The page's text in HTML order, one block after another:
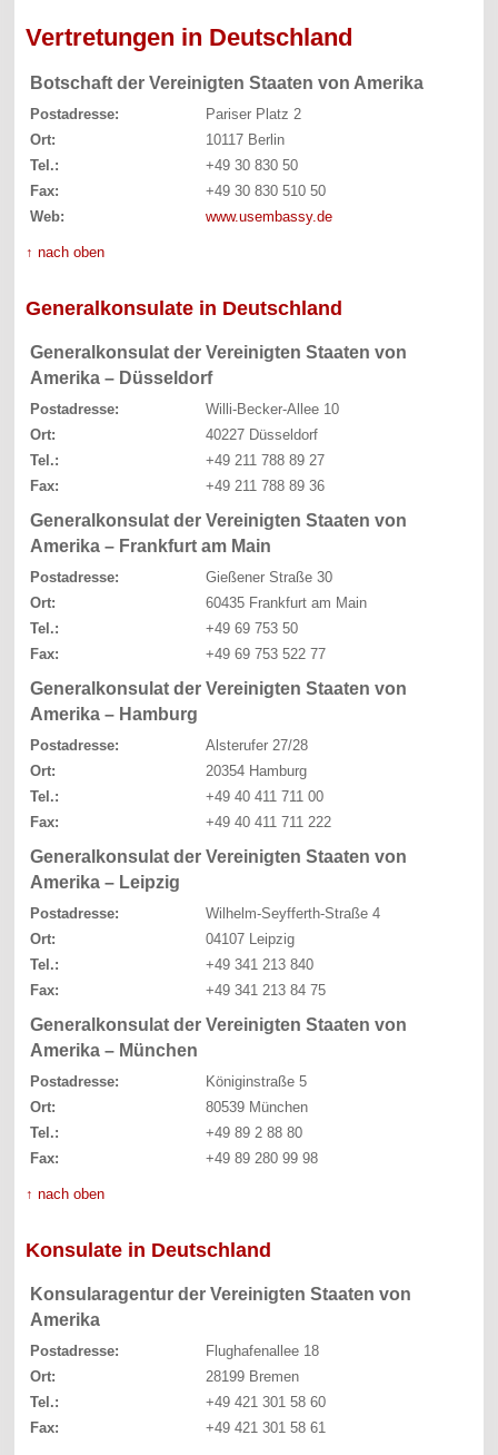
Vertretungen in Deutschland
Botschaft der Vereinigten Staaten von Amerika
Postadresse:
Pariser Platz 2
Ort:
10117 Berlin
Tel.:
+49 30 830 50
Fax:
+49 30 830 510 50
Web:
www.usembassy.de
↑ nach oben
Generalkonsulate in Deutschland
Generalkonsulat der Vereinigten Staaten von
Amerika – Düsseldorf
Postadresse:
Willi-Becker-Allee 10
Ort:
40227 Düsseldorf
Tel.:
+49 211 788 89 27
Fax:
+49 211 788 89 36
Generalkonsulat der Vereinigten Staaten von
Amerika – Frankfurt am Main
Postadresse:
Gießener Straße 30
Ort:
60435 Frankfurt am Main
Tel.:
+49 69 753 50
Fax:
+49 69 753 522 77
Generalkonsulat der Vereinigten Staaten von
Amerika – Hamburg
Postadresse:
Alsterufer 27/28
Ort:
20354 Hamburg
Tel.:
+49 40 411 711 00
Fax:
+49 40 411 711 222
Generalkonsulat der Vereinigten Staaten von
Amerika – Leipzig
Postadresse:
Wilhelm-Seyfferth-Straße 4
Ort:
04107 Leipzig
Tel.:
+49 341 213 840
Fax:
+49 341 213 84 75
Generalkonsulat der Vereinigten Staaten von
Amerika – München
Postadresse:
Königinstraße 5
Ort:
80539 München
Tel.:
+49 89 2 88 80
Fax:
+49 89 280 99 98
↑ nach oben
Konsulate in Deutschland
Konsularagentur der Vereinigten Staaten von
Amerika
Postadresse:
Flughafenallee 18
Ort:
28199 Bremen
Tel.:
+49 421 301 58 60
Fax:
+49 421 301 58 61